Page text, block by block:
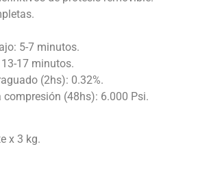
5-7 minutos.
17 minutos.
(2hs): 0.32%.
compresión (48hs): 6.000 Psi.
x 3 kg.